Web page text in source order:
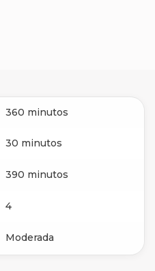
360 minutos
30 minutos
390 minutos
4
Moderada